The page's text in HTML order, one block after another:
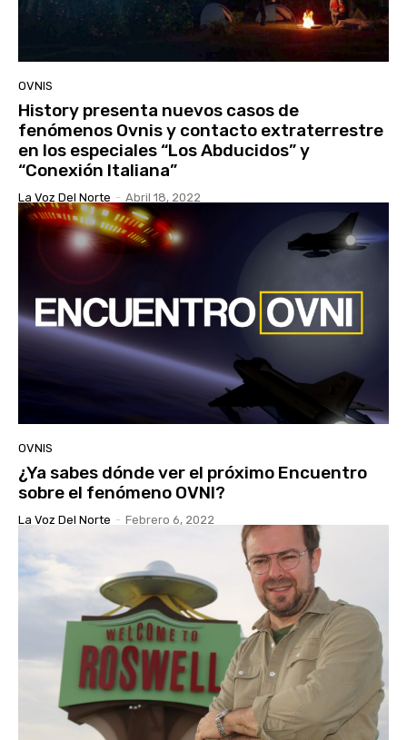
OVNIS
History presenta nuevos casos de
fenómenos Ovnis y contacto extraterrestre
en los especiales “Los Abducidos” y
“Conexión Italiana”
La Voz Del Norte - Abril 18, 2022
OVNIS
¿Ya sabes dónde ver el próximo Encuentro
sobre el fenómeno OVNI?
La Voz Del Norte - Febrero 6, 2022